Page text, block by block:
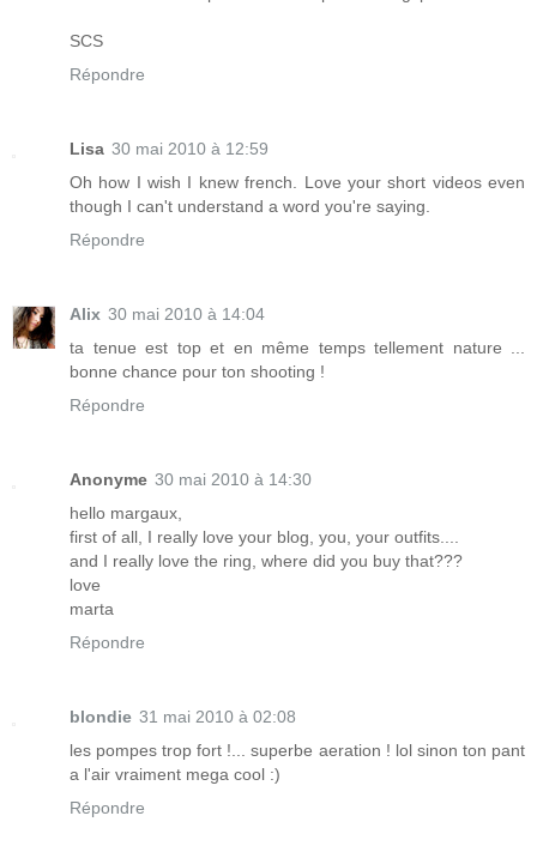
SCS
Répondre
Lisa 30 mai 2010 à 12:59
Oh how I wish I knew french. Love your short videos even
though I can't understand a word you're saying.
Répondre
Alix 30 mai 2010 à 14:04
ta tenue est top et en même temps tellement nature ...
bonne chance pour ton shooting !
Répondre
Anonyme 30 mai 2010 à 14:30
hello margaux,
first of all, I really love your blog, you, your outfits....
and I really love the ring, where did you buy that???
love
marta
Répondre
blondie 31 mai 2010 à 02:08
les pompes trop fort !... superbe aeration ! lol sinon ton pant
a l'air vraiment mega cool :)
Répondre